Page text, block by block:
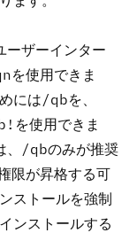
ザーインター
を使用できま
には/qbを、
を使用できま
/qbのみが推奨
限が昇格する可
ストールを強制
ンストールする